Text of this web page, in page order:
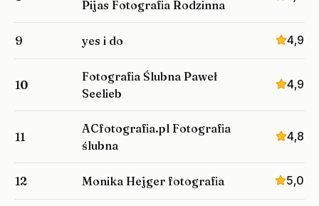
Pijas Fotografia Rodzinna
9 yes i do 4,9
10
Fotografia Ślubna Paweł
Seelieb
4,9
11
ACfotografia.pl Fotografia
ślubna
4,8
12 Monika Hejger fotografia 5,0